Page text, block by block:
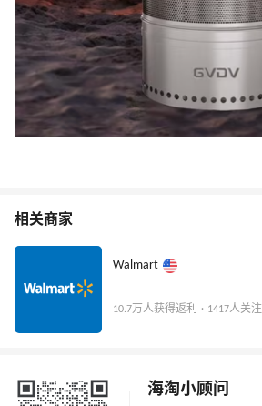
相关商家
Walmart
10.7万人获得返利 · 1417人关注
海淘小顾问